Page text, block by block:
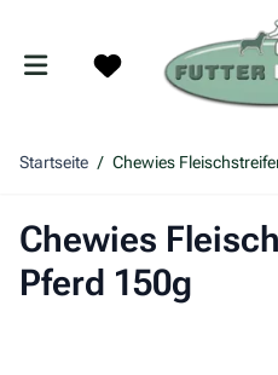
Startseite / Chewies
Chewies
Pferd 150g